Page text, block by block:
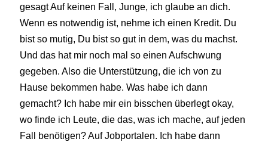
gesagt Auf keinen Fall, Junge, ich glaube an dich.
Wenn es notwendig ist, nehme ich einen Kredit. Du
bist so mutig, Du bist so gut in dem, was du machst.
Und das hat mir noch mal so einen Aufschwung
gegeben. Also die Unterstützung, die ich von zu
Hause bekommen habe. Was habe ich dann
gemacht? Ich habe mir ein bisschen überlegt okay,
wo finde ich Leute, die das, was ich mache, auf jeden
Fall benötigen? Auf Jobportalen. Ich habe dann